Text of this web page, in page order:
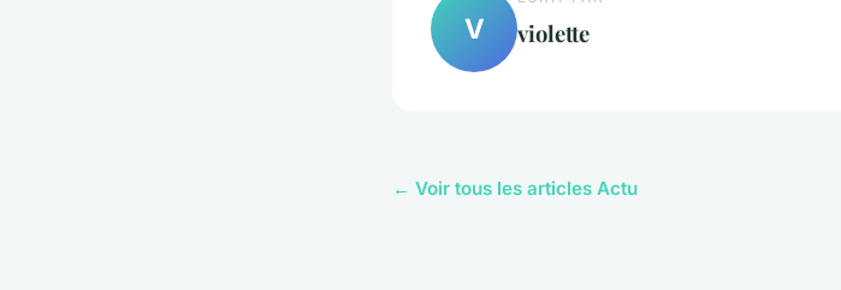
V violette
← Voir tous les articles Actu